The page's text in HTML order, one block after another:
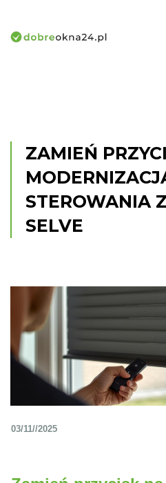
ZAMIEŃ
STEROWANIA
SELVE
03/11//2025